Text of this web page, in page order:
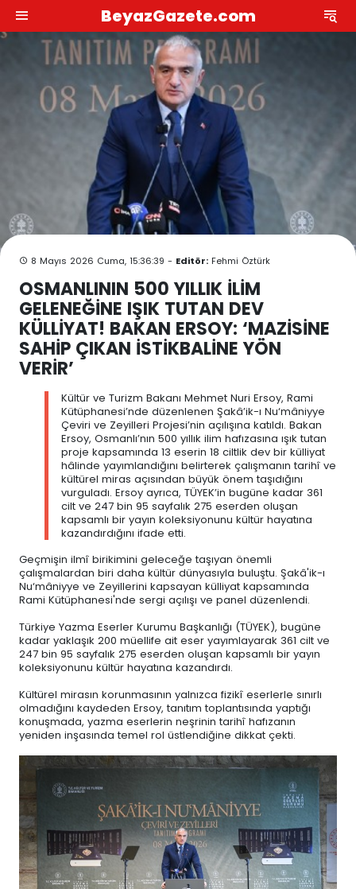
BeyazGazete.com
8 Mayıs 2026 Cuma, 15:36:39 - Editör: Fehmi Öztürk
OSMANLININ 500 YILLIK İLİM
GELENEĞİNE IŞIK TUTAN DEV
KÜLLİYAT! BAKAN ERSOY: ‘MAZİSİNE
SAHİP ÇIKAN İSTİKBALİNE YÖN
VERİR’
Kültür ve Turizm Bakanı Mehmet Nuri Ersoy, Rami
Kütüphanesi’nde düzenlenen Şakâ’ik-ı Nu‘mâniyye
Çeviri ve Zeyilleri Projesi’nin açılışına katıldı. Bakan
Ersoy, Osmanlı’nın 500 yıllık ilim hafızasına ışık tutan
proje kapsamında 13 eserin 18 ciltlik dev bir külliyat
hâlinde yayımlandığını belirterek çalışmanın tarihî ve
kültürel miras açısından büyük önem taşıdığını
vurguladı. Ersoy ayrıca, TÜYEK’in bugüne kadar 361
cilt ve 247 bin 95 sayfalık 275 eserden oluşan
kapsamlı bir yayın koleksiyonunu kültür hayatına
kazandırdığını ifade etti.
Geçmişin ilmî birikimini geleceğe taşıyan önemli
çalışmalardan biri daha kültür dünyasıyla buluştu. Şakâ'ik-ı
Nu‘mâniyye ve Zeyillerini kapsayan külliyat kapsamında
Rami Kütüphanesi'nde sergi açılışı ve panel düzenlendi.
Türkiye Yazma Eserler Kurumu Başkanlığı (TÜYEK), bugüne
kadar yaklaşık 200 müellife ait eser yayımlayarak 361 cilt ve
247 bin 95 sayfalık 275 eserden oluşan kapsamlı bir yayın
koleksiyonunu kültür hayatına kazandırdı.
Kültürel mirasın korunmasının yalnızca fizikî eserlerle sınırlı
olmadığını kaydeden Ersoy, tanıtım toplantısında yaptığı
konuşmada, yazma eserlerin neşrinin tarihî hafızanın
yeniden inşasında temel rol üstlendiğine dikkat çekti.